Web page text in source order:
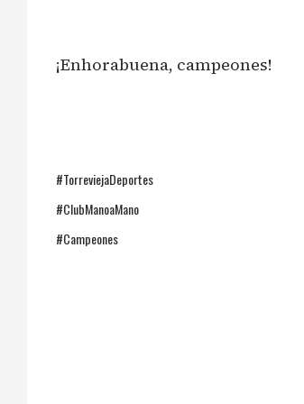
¡Enhorabuena, campeones!
#TorreviejaDeportes
#ClubManoaMano
#Campeones